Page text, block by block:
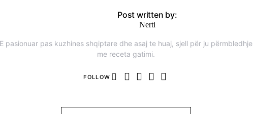
Post written by:
Nerti
E pasionuar pas kuzhines shqiptare dhe asaj te huaj, sjell për ju përmbledhje
me receta gatimi.
FOLLOW